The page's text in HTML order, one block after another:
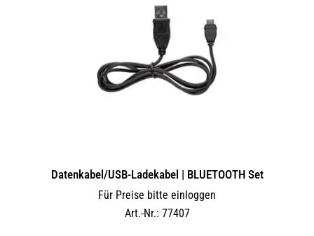
Datenkabel/USB-Ladekabel | BLUETOOTH Set
Für Preise bitte einloggen
Art.-Nr.: 77407